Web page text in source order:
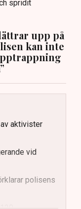
spridit
upp på
kan inte
aktivister
vid
polisens